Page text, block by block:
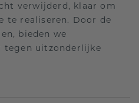
verwijderd, klaar om
te realiseren. Door de
bieden we
tegen uitzonderlijke